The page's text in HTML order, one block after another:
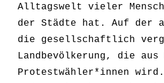
Alltagswelt vieler
der Städte hat. Auf der
die gesellschaftlich
Landbevölkerung, die
Protestwähler*innen